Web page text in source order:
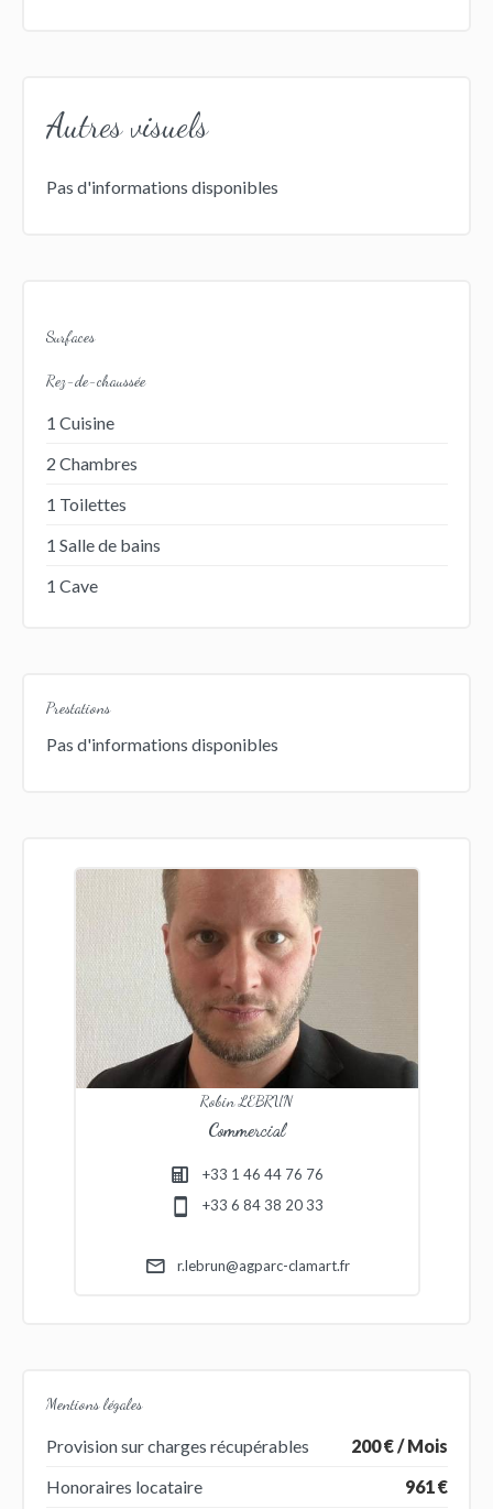
Autres visuels
Pas d'informations disponibles
Surfaces
Rez-de-chaussée
1 Cuisine
2 Chambres
1 Toilettes
1 Salle de bains
1 Cave
Prestations
Pas d'informations disponibles
Robin LEBRUN
Commercial
+33 1 46 44 76 76
+33 6 84 38 20 33
r.lebrun@agparc-clamart.fr
Mentions légales
Provision sur charges récupérables
200 € / Mois
Honoraires locataire
961 €